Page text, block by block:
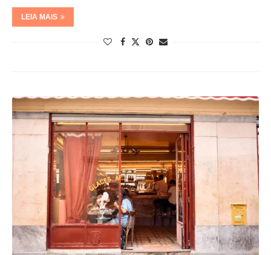
LEIA MAIS